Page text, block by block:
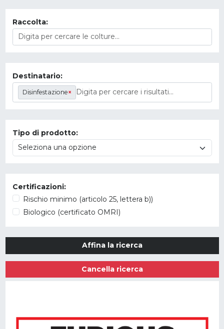
Raccolta:
Destinatario:
Disinfestazione×
Tipo di prodotto:
Certificazioni:
Rischio minimo (articolo 25, lettera b))
Biologico (certificato OMRI)
Affina la ricerca
Cancella ricerca